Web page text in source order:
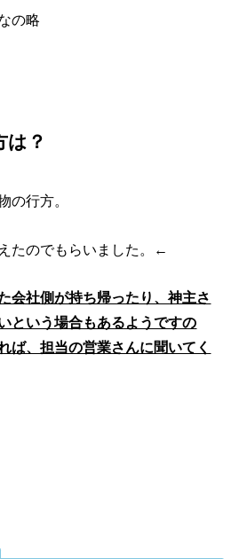
の略
は？
の行方。
たのでもらいました。←
会社側が持ち帰ったり、神主さ
という場合もあるようですの
ば、担当の営業さんに聞いてく